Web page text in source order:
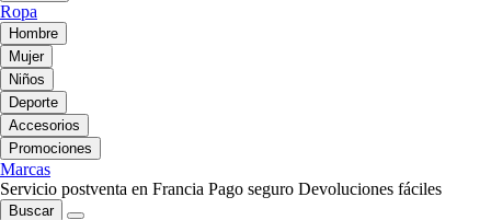
Ropa
Hombre
Mujer
Niños
Deporte
Accesorios
Promociones
Marcas
Servicio postventa en Francia Pago seguro Devoluciones fáciles
Buscar